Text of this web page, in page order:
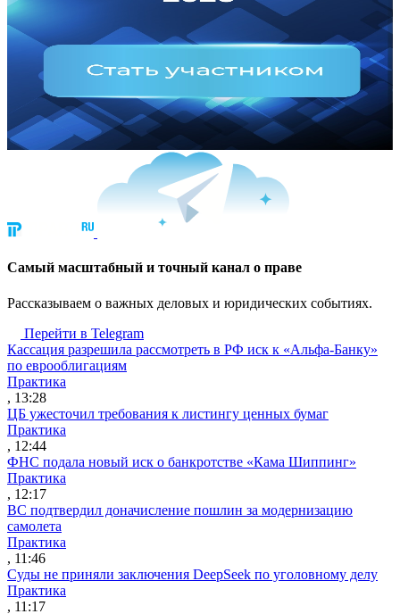
Cамый масштабный и точный канал о праве
Рассказываем о важных деловых и юридических событиях.
Перейти в Telegram
Кассация разрешила рассмотреть в РФ иск к «Альфа-Банку»
по еврооблигациям
Практика
, 13:28
ЦБ ужесточил требования к листингу ценных бумаг
Практика
, 12:44
ФНС подала новый иск о банкротстве «Кама Шиппинг»
Практика
, 12:17
ВС подтвердил доначисление пошлин за модернизацию
самолета
Практика
, 11:46
Суды не приняли заключения DeepSeek по уголовному делу
Практика
, 11:17